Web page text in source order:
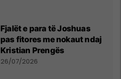
Fjalët e para të Joshuas
pas fitores me nokaut ndaj
Kristian Prengës
26/07/2026